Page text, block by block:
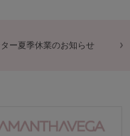
知らせ